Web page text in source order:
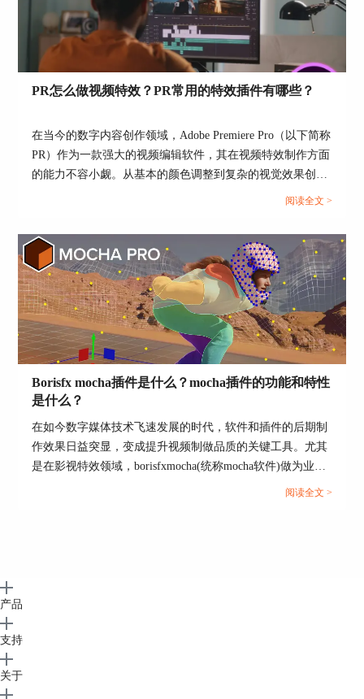
软件的轨迹数据。Voodoo Camera Tracker的界面简
单易用，学习曲线较低，适合初学者使用。然而，
与其他付费软件相比，
二、摄像机反求软件哪个好
要比较：
1、Boujou：Boujou的自动跟踪功能强大，适合大
2、SynthEyes：SynthEyes的功能齐全，操作简单，
适用于各种制作场景。它的价格相对较低，性价比
较高。
3、PFTrack：PFTrack适合专业视觉效果制作，具
有高级跟踪和定位功能。它的价格较高，但可以为
专业用户提供强大的功能和集成能力。
4、3DEqualizer：3DEqualizer被许多顶级视觉效果
公司使用，表现出卓越的性能。它的价格也相对较
高，但对于追求最高质量跟踪结果的专业用户来
说，这是一个值得投资的选择。
总的来说，摄像机反求软件的选择取决于您的需
求、预算和技能水平。
本文介绍了摄像机反求软件有哪些，摄像机反求软
PR怎么做视频特效？PR常用的特效插件有哪些？
在当今的数字内容创作领域，Adobe Premiere Pro（以下简称
PR）作为一款强大的视频编辑软件，其在视频特效制作方面
的能力不容小觑。从基本的颜色调整到复杂的视觉效果创
建，PR提供了一系列的工具和功能，满足专业视频制作者的
阅读全文 >
Borisfx mocha插件是什么？mocha插件的功能和特性
是什么？
在如今数字媒体技术飞速发展的时代，软件和插件的后期制
作效果日益突显，变成提升视频制做品质的关键工具。尤其
是在影视特效领域，borisfxmocha(统称mocha软件)做为业内
知名的后期制作工具，以独特的功能和强大的特性，赢得了
阅读全文 >
产品
支持
关于